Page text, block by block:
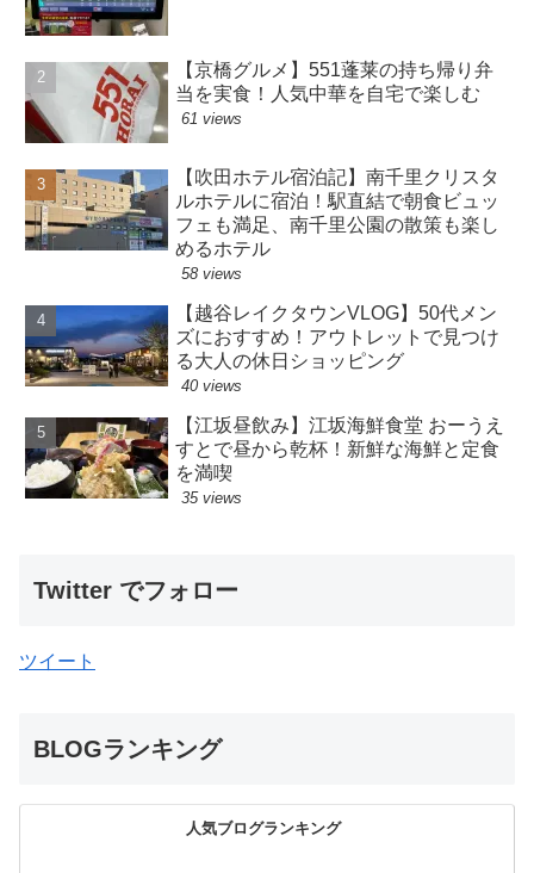
【京橋グルメ】551蓬莱の持ち帰り弁
当を実食！人気中華を自宅で楽しむ
61 views
【吹田ホテル宿泊記】南千里クリスタ
ルホテルに宿泊！駅直結で朝食ビュッ
フェも満足、南千里公園の散策も楽し
めるホテル
58 views
【越谷レイクタウンVLOG】50代メン
ズにおすすめ！アウトレットで見つけ
る大人の休日ショッピング
40 views
【江坂昼飲み】江坂海鮮食堂 おーうえ
すとで昼から乾杯！新鮮な海鮮と定食
を満喫
35 views
Twitter でフォロー
ツイート
BLOGランキング
人気ブログランキング